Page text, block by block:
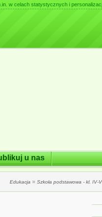
w celach statystycznych i
u nas
Edukacja » Szkoła podstawowa - kl. IV-